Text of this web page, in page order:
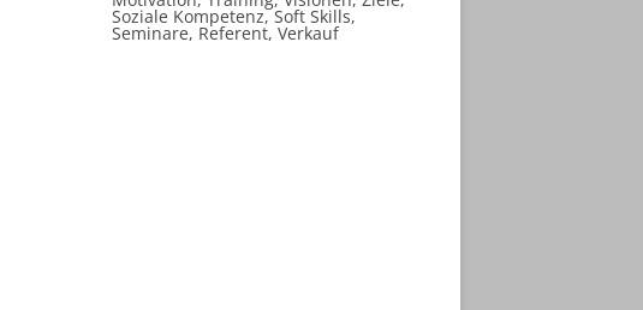
Soziale Kompetenz, Soft Skills,
Seminare, Referent, Verkauf